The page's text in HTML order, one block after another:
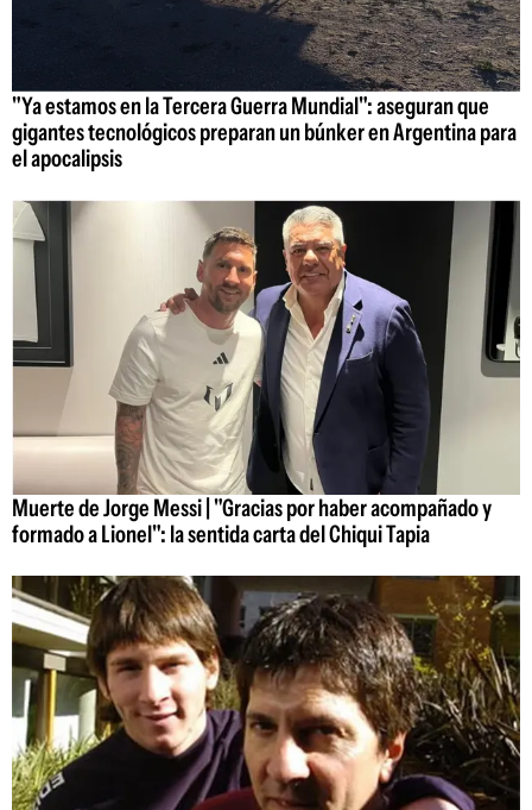
"Ya estamos en la Tercera Guerra Mundial": aseguran que
gigantes tecnológicos preparan un búnker en Argentina para
el apocalipsis
Muerte de Jorge Messi | "Gracias por haber acompañado y
formado a Lionel": la sentida carta del Chiqui Tapia